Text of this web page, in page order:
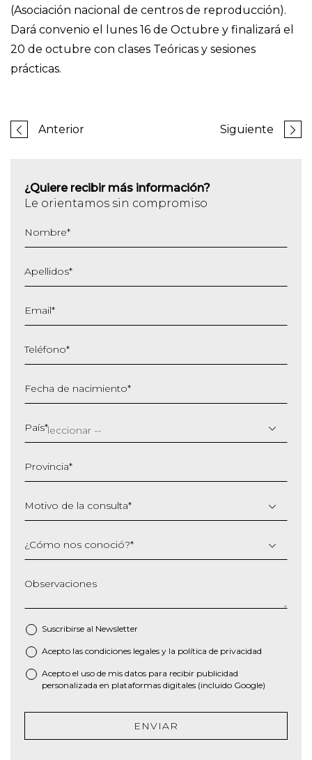
(Asociación nacional de centros de reproducción).
Dará convenio el lunes 16 de Octubre y finalizará el
20 de octubre con clases Teóricas y sesiones
prácticas.
Anterior Siguiente
¿Quiere recibir más información?
Le orientamos sin compromiso
Nombre*
Apellidos*
Email*
Teléfono*
Fecha de nacimiento*
barra
MM
AAAA
País*
Provincia*
Motivo de la consulta*
¿Cómo nos conoció?*
Observaciones
Suscribirse al Newsletter
* Acepto las condiciones legales y la política de privacidad
Acepto el uso de mis datos para recibir publicidad
personalizada en plataformas digitales (incluido Google)
ENVIAR